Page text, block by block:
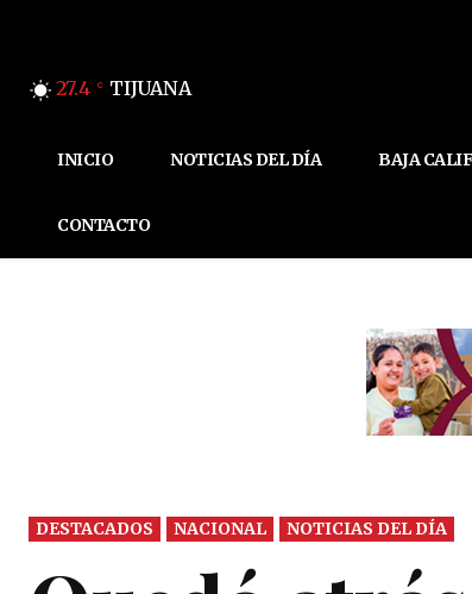
27.4 C TIJUANA
INICIO NOTICIAS DEL DÍA BAJA
CONTACTO
DESTACADOS NACIONAL NOTICIAS DEL DÍA